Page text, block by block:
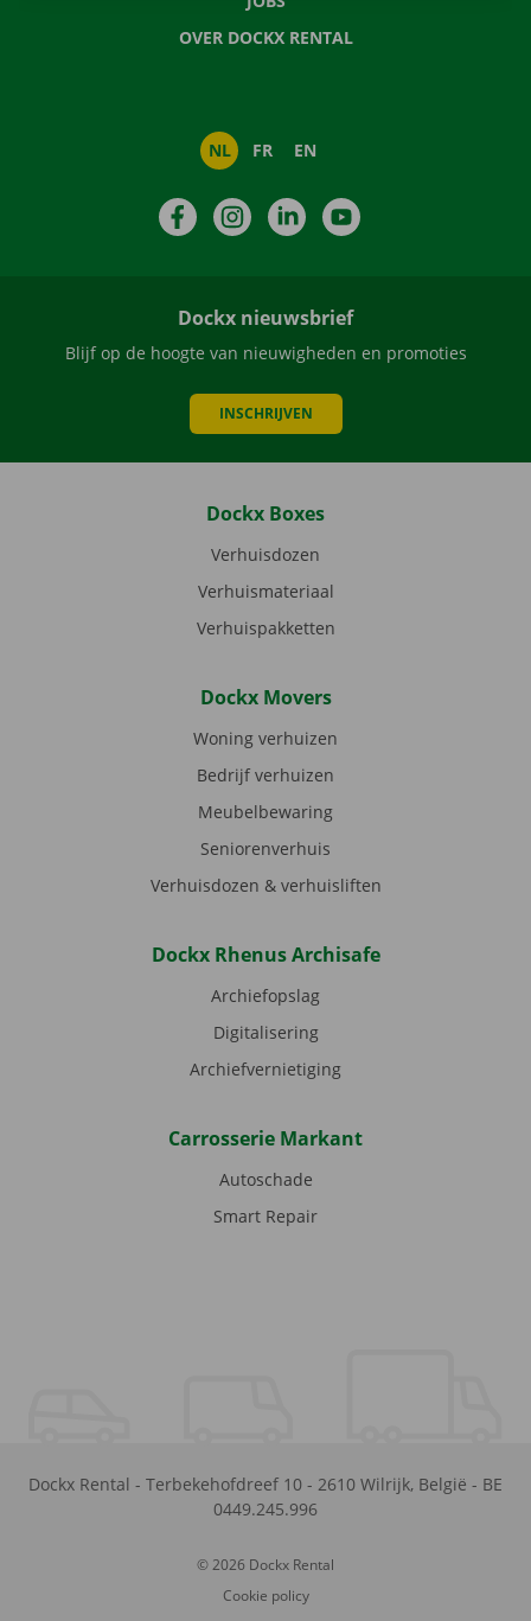
OVER DOCKX RENTAL
NL FR EN
FacebookInstagramLinkedIn
Dockx nieuwsbrief
Blijf op de hoogte van nieuwigheden en promoties
INSCHRIJVEN
Dockx Boxes
Verhuisdozen
Verhuismateriaal
Verhuispakketten
Dockx Movers
Woning verhuizen
Bedrijf verhuizen
Meubelbewaring
Seniorenverhuis
Verhuisdozen & verhuisliften
Dockx Rhenus Archisafe
Archiefopslag
Digitalisering
Archiefvernietiging
Carrosserie Markant
Autoschade
Smart Repair
Dockx Rental - Terbekehofdreef 10 - 2610 Wilrijk, België - BE
0449.245.996
© 2026 Dockx Rental
Cookie policy